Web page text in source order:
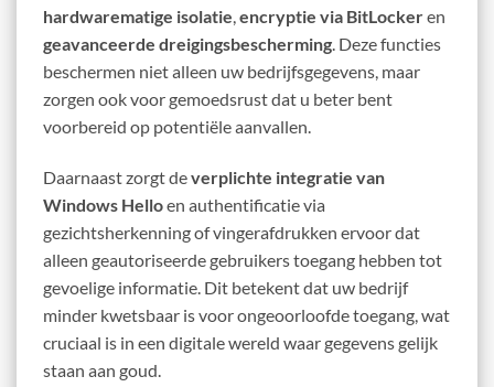
hardwarematige isolatie,encryptie via BitLockeren
geavanceerde dreigingsbescherming. Deze functies
beschermen niet alleen uw bedrijfsgegevens, maar
zorgen ook voor gemoedsrust dat u beter bent
voorbereid op potentiële aanvallen.
Daarnaast zorgt deverplichte integratie van
Windows Helloen authentificatie via
gezichtsherkenning of vingerafdrukken ervoor dat
alleen geautoriseerde gebruikers toegang hebben tot
gevoelige informatie. Dit betekent dat uw bedrijf
minder kwetsbaar is voor ongeoorloofde toegang, wat
cruciaal is in een digitale wereld waar gegevens gelijk
staan aan goud.